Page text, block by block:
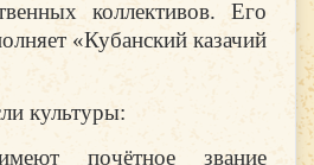
коллективов. Его
«Кубанский казачий
культуры:
почётное звание